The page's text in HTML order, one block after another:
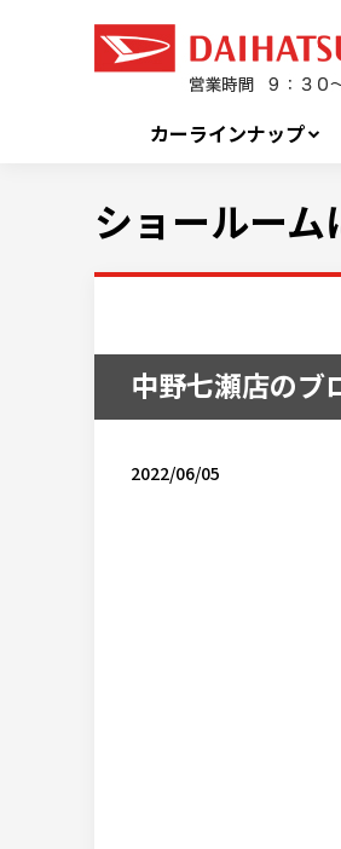
カーラインナップ
ショールーム
中野七瀬店のブ
2022/06/05